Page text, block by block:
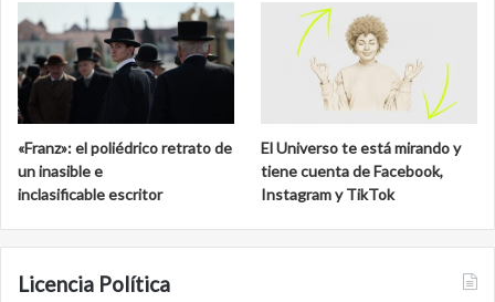
«Franz»: el poliédrico retrato de
un inasible e
inclasificable escritor
El Universo te está mirando y
tiene cuenta de Facebook,
Instagram y TikTok
Licencia Política